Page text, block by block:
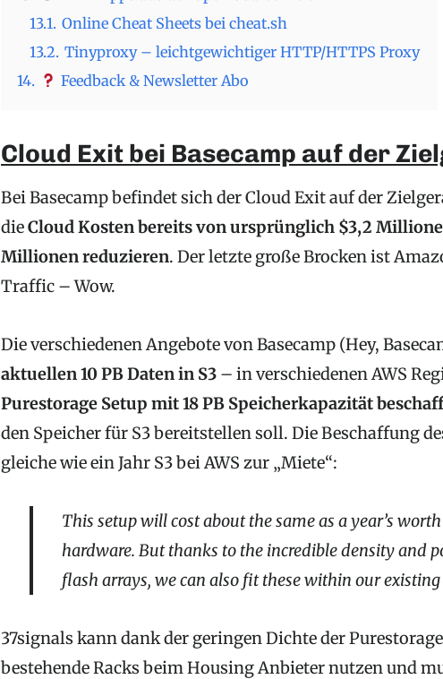
13.1. Online Cheat Sheets bei cheat.sh
13.2. Tinyproxy – leichtgewichtiger HTTP/HTTPS Proxy
14.
Feedback & Newsletter Abo
Cloud Exit bei Basecamp auf der
Bei Basecamp befindet sich der Cloud Exit auf der
dieCloud Kosten bereits von ursprünglich $3,2
Millionen reduzieren. Der letzte große Brocken ist
Traffic – Wow.
Die verschiedenen Angebote von Basecamp (Hey,
aktuellen 10 PB Daten in S3 – in verschiedenen AWS
Purestorage Setup mit 18 PB Speicherkapazität
den Speicher für S3 bereitstellen soll. Die Beschaffung
gleiche wie ein Jahr S3 bei AWS zur „Miete“:
This setup will cost about the same as a year’s
hardware. But thanks to the incredible density and
flash arrays, we can also fit these within our existing
37signals kann dank der geringen Dichte der
bestehende Racks beim Housing Anbieter nutzen und